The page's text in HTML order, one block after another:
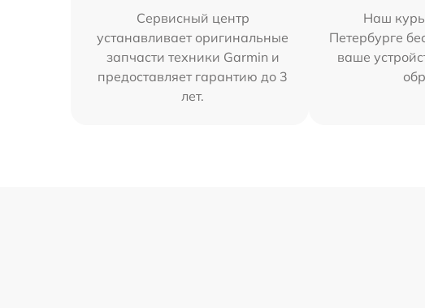
Сервисный центр
устанавливает оригинальные
запчасти техники Garmin и
предоставляет гарантию до 3
лет.
Наш
Петербурге
ваше